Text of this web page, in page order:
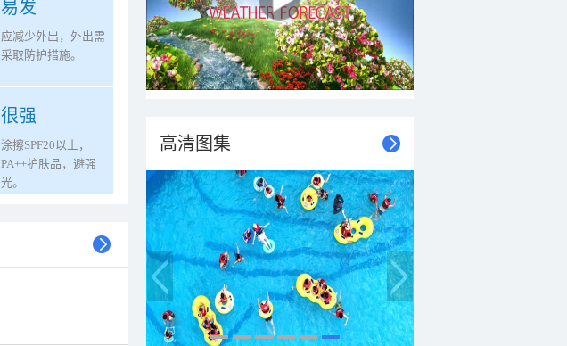
易发
应减少外出，外出需
采取防护措施。
很强
涂擦SPF20以上，
PA++护肤品，避强
光。
高清图集